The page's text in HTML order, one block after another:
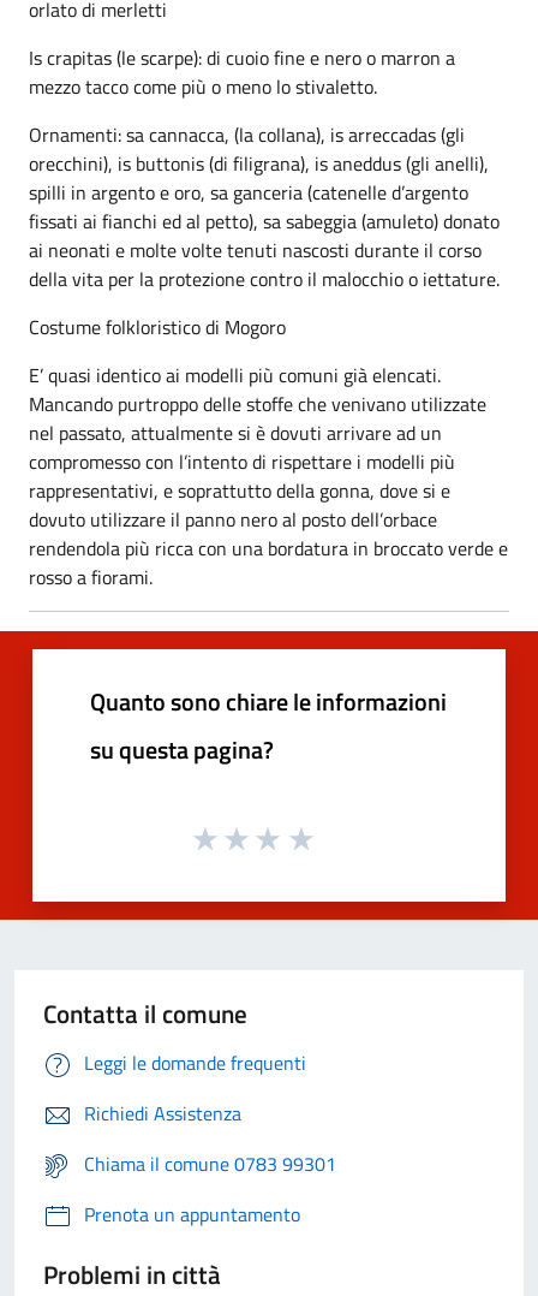
orlato di merletti
Is crapitas (le scarpe): di cuoio fine e nero o marron a
mezzo tacco come più o meno lo stivaletto.
Ornamenti: sa cannacca, (la collana), is arreccadas (gli
orecchini), is buttonis (di filigrana), is aneddus (gli anelli),
spilli in argento e oro, sa ganceria (catenelle d’argento
fissati ai fianchi ed al petto), sa sabeggia (amuleto) donato
ai neonati e molte volte tenuti nascosti durante il corso
della vita per la protezione contro il malocchio o iettature.
Costume folkloristico di Mogoro
E’ quasi identico ai modelli più comuni già elencati.
Mancando purtroppo delle stoffe che venivano utilizzate
nel passato, attualmente si è dovuti arrivare ad un
compromesso con l’intento di rispettare i modelli più
rappresentativi, e soprattutto della gonna, dove si e
dovuto utilizzare il panno nero al posto dell’orbace
rendendola più ricca con una bordatura in broccato verde e
rosso a fiorami.
Quanto sono chiare le informazioni
su questa pagina?
Contatta il comune
Leggi le domande frequenti
Richiedi Assistenza
Chiama il comune 0783 99301
Prenota un appuntamento
Problemi in città